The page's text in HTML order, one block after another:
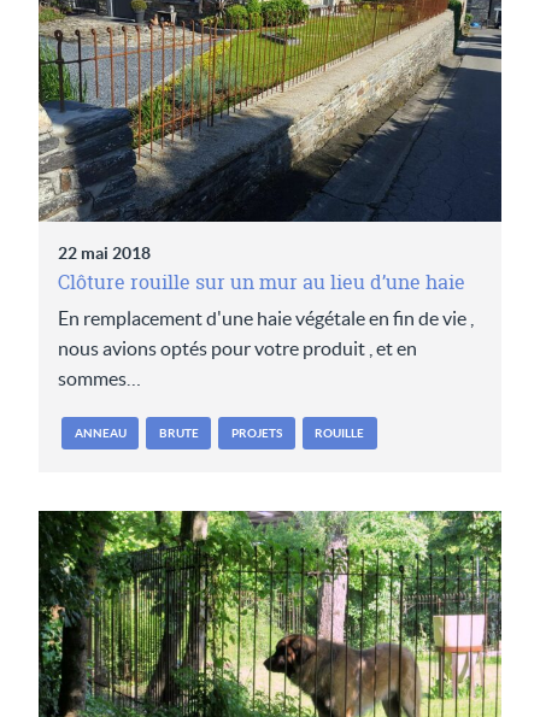
22 mai 2018
Clôture rouille sur un mur au lieu d’une haie
En remplacement d'une haie végétale en fin de vie ,
nous avions optés pour votre produit , et en
sommes…
ANNEAU BRUTE PROJETS ROUILLE